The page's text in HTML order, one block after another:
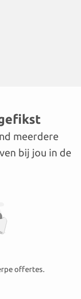
meerdere
bij jou in de
offertes.